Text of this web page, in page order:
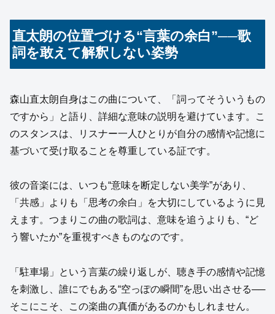
直太朗の位置づける“言葉の余白”──歌
詞を敢えて解釈しない姿勢
森山直太朗自身はこの曲について、「詞ってそういうもの
ですから」と語り、詳細な意味の説明を避けています。こ
のスタンスは、リスナー一人ひとりが自分の感情や記憶に
基づいて受け取ることを尊重している証です。
彼の音楽には、いつも“意味を断定しない美学”があり、
「共感」よりも「思考の余白」を大切にしているように見
えます。つまりこの曲の歌詞は、意味を追うよりも、“ど
う響いたか”を重視すべきものなのです。
「駐車場」という言葉の繰り返しが、聴き手の感情や記憶
を刺激し、誰にでもある“空っぽの瞬間”を思い出させる──
そこにこそ、この楽曲の真価があるのかもしれません。